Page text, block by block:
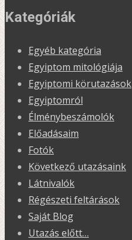
Kategóriák
Egyéb kategória
Egyiptom mitológiája
Egyiptomi körutazások
Egyiptomról
Élménybeszámolók
Előadásaim
Fotók
Következő utazásaink
Látnivalók
Régészeti feltárások
Saját Blog
Utazás előtt…